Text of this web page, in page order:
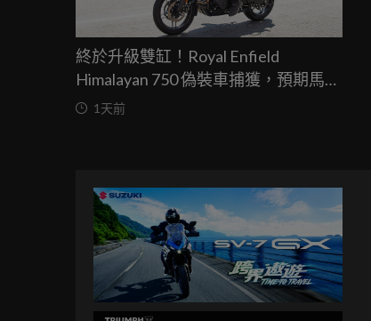
終於升級雙缸！Royal Enfield
Himalayan 750 偽裝車捕獲，預期馬力
突破67匹，最快米蘭車展亮相
1天前